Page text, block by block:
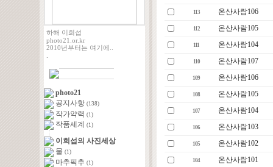
하해 이희섭
photo21.or.kr
2010년부터는 여기에..
photo21
공지사항 (138)
작가약력 (1)
작품세계 (1)
이희섭의 사진세상
물 (1)
마추픽추 (1)
113 온산사람106
112 온산사람105
111 온산사람104
110 온산사람107
109 온산사람106
108 온산사람105
107 온산사람104
106 온산사람103
105 온산사람102
104 온산사람101